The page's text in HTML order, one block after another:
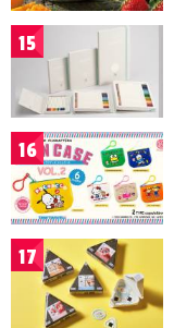
15
16
17